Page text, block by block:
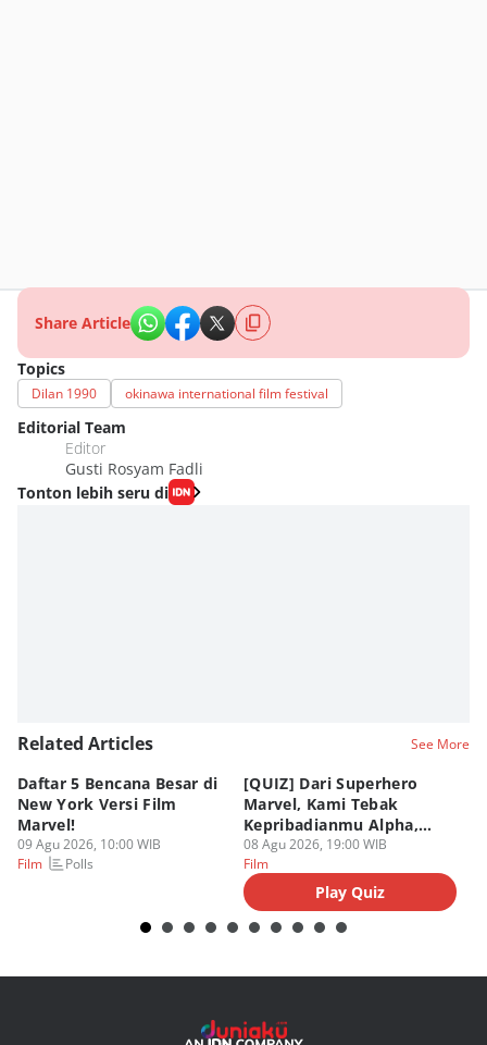
Share Article
Topics
Dilan 1990 okinawa international film festival
Editorial Team
Editor
Gusti Rosyam Fadli
Tonton lebih seru di
Related Articles See More
Daftar 5 Bencana Besar di
New York Versi Film
Marvel!
09 Agu 2026, 10:00 WIB
Film
Polls
[QUIZ] Dari Superhero
Marvel, Kami Tebak
Kepribadianmu Alpha,
Beta, atau Omega
08 Agu 2026, 19:00 WIB
Film
Play Quiz